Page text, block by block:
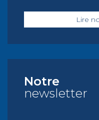
Lire
Notre
newsletter